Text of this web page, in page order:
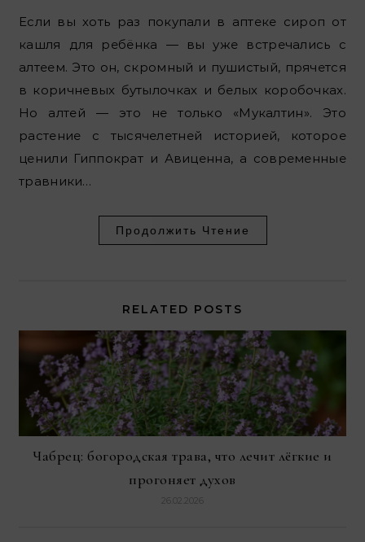
Если вы хоть раз покупали в аптеке сироп от
кашля для ребёнка — вы уже встречались с
алтеем. Это он, скромный и пушистый, прячется
в коричневых бутылочках и белых коробочках.
Но алтей — это не только «Мукалтин». Это
растение с тысячелетней историей, которое
ценили Гиппократ и Авиценна, а современные
травники…
Продолжить Чтение
RELATED POSTS
Чабрец: богородская трава, что лечит лёгкие и
прогоняет духов
26.02.2026